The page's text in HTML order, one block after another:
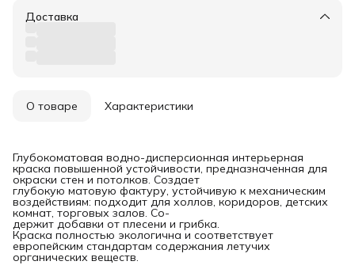
Удобный возврат
Доставка
О товаре Характеристики
Глубокоматовая водно-дисперсионная интерьерная
краска повышенной устойчивости, предназначенная для
окраски стен и потолков. Создает
глубокую матовую фактуру, устойчивую к механическим
воздействиям: подходит для холлов, коридоров, детских
комнат, торговых залов. Со-
держит добавки от плесени и грибка.
Краска полностью экологична и соответствует
европейским стандартам содержания летучих
органических веществ.